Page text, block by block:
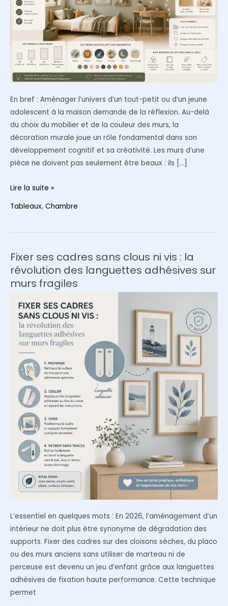
En bref : Aménager l’univers d’un tout-petit ou d’un jeune
adolescent à la maison demande de la réflexion. Au-delà
du choix du mobilier et de la couleur des murs, la
décoration murale joue un rôle fondamental dans son
développement cognitif et sa créativité. Les murs d’une
pièce ne doivent pas seulement être beaux : ils […]
Comment
affiches
pour
la
chambre
de
votre
enfant
Lire la suite »
Tableaux, Chambre
Fixer ses cadres sans clous ni vis : la
révolution des languettes adhésives sur
murs fragiles
L’essentiel en quelques mots : En 2026, l’aménagement d’un
intérieur ne doit plus être synonyme de dégradation des
supports. Fixer des cadres sur des cloisons sèches, du placo
ou des murs anciens sans utiliser de marteau ni de
perceuse est devenu un jeu d’enfant grâce aux languettes
adhésives de fixation haute performance. Cette technique
permet